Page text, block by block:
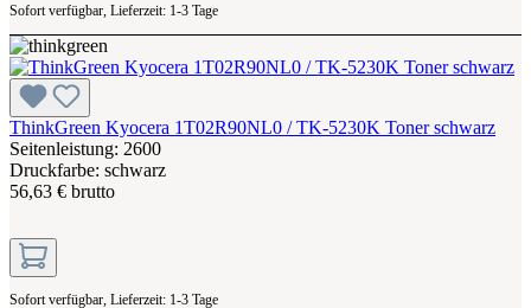
Sofort verfügbar, Lieferzeit: 1-3 Tage
ThinkGreen Kyocera 1T02R90NL0 / TK-5230K Toner schwarz
Seitenleistung: 2600
Druckfarbe: schwarz
56,63 € brutto
Sofort verfügbar, Lieferzeit: 1-3 Tage